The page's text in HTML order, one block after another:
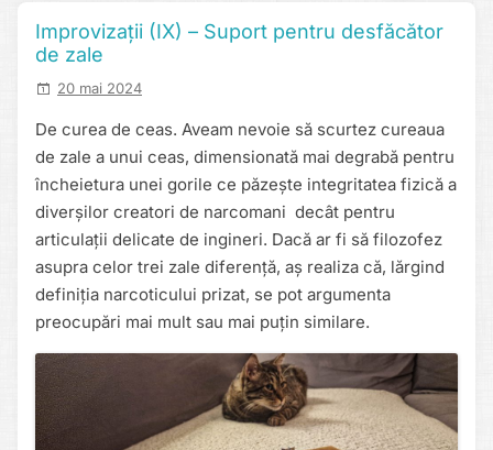
Improvizații (IX) – Suport pentru desfăcător
de zale
20 mai 2024
De curea de ceas. Aveam nevoie să scurtez cureaua
de zale a unui ceas, dimensionată mai degrabă pentru
încheietura unei gorile ce păzește integritatea fizică a
diverșilor creatori de narcomani decât pentru
articulații delicate de ingineri. Dacă ar fi să filozofez
asupra celor trei zale diferență, aș realiza că, lărgind
definiția narcoticului prizat, se pot argumenta
preocupări mai mult sau mai puțin similare.